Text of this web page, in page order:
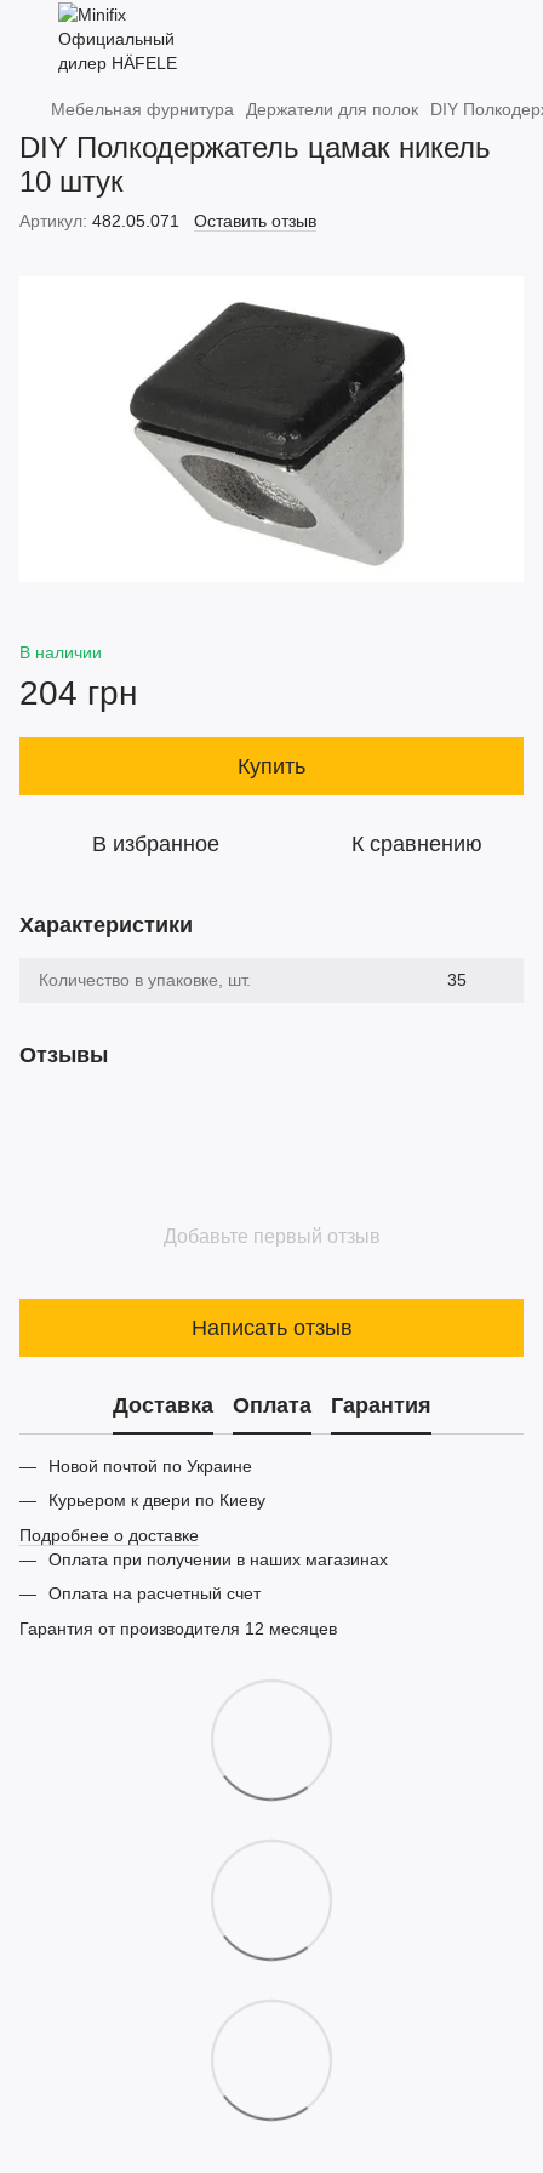
Мебельная фурнитура Держатели для полок DIY
DIY Полкодержатель цамак никель
10 штук
Артикул: 482.05.071 Оставить отзыв
В наличии
204 грн
Купить
В избранное К сравнению
Характеристики
Количество в упаковке, шт. 35
Отзывы
Добавьте первый отзыв
Написать отзыв
Доставка Оплата Гарантия
Новой почтой по Украине
Курьером к двери по Киеву
Подробнее о доставке
Оплата при получении в наших магазинах
Оплата на расчетный счет
Гарантия от производителя 12 месяцев